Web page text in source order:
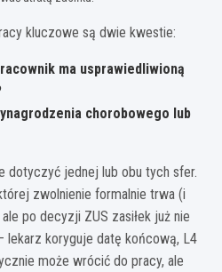
kluczowe są dwie kwestie:
ma usprawiedliwioną
chorobowego lub
dotyczyć jednej lub obu tych sfer.
zwolnienie formalnie trwa (i
po decyzji ZUS zasiłek już nie
lekarz koryguje datę końcową, L4
może wrócić do pracy, ale